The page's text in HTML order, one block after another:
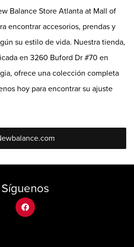
Balance Store Atlanta at Mall of
encontrar accesorios, prendas y
su estilo de vida. Nuestra tienda,
en 3260 Buford Dr #70 en
ofrece una colección completa
hoy para encontrar su ajuste
Síguenos
facebook